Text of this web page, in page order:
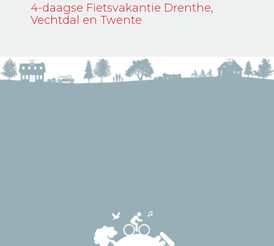
4-daagse Fietsvakantie Drenthe,
Vechtdal en Twente